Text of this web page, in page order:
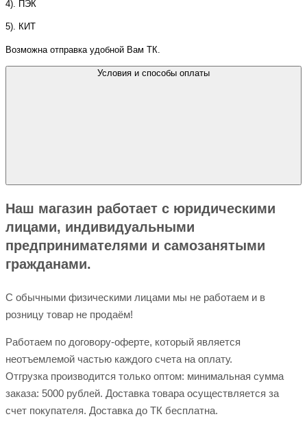
4). ПЭК
5). КИТ
Возможна отправка удобной Вам ТК.
Условия и способы оплаты
Наш магазин работает с юридическими
лицами, индивидуальными
предпринимателями и самозанятыми
гражданами.
С обычными физическими лицами мы не работаем и в
розницу товар не продаём!
Работаем по договору-оферте, который является
неотъемлемой частью каждого счета на оплату.
Отгрузка производится только оптом: минимальная сумма
заказа: 5000 рублей. Доставка товара осуществляется за
счет покупателя. Доставка до ТК бесплатна.